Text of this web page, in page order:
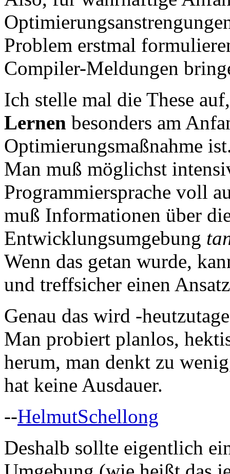
Problem erstmal
Compiler-Meldungen
Ich stelle mal die These
Lernen besonders am
Optimierungsmaßnahme
Man muß möglichst
Programmiersprache voll
muß Informationen über
Entwicklungsumgebung
Wenn das getan wurde,
und treffsicher einen
Genau das wird -
Man probiert planlos,
herum, man denkt zu
hat keine Ausdauer.
--HelmutSchellong
Deshalb sollte eigentlich